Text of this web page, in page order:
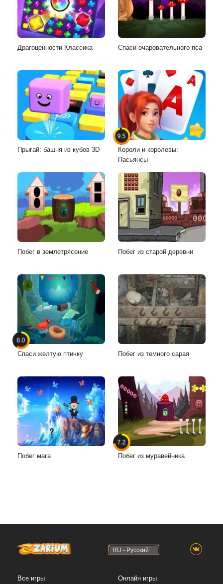
Драгоценности Классика Спаси очаровательного пса
Прыгай: башня из кубов 3D
9.5
Короли и королевы:
Пасьянсы
Побег в землетрясение Побег из старой деревни
6.0
Спаси желтую птичку Побег из темного сарая
Побег мага
7.2
Побег из муравейника
RU - Русский
Все игры Онлайн игры